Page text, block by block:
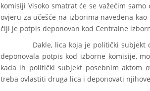
komisiji Visoko smatrat će se važećim
ovjeru za učešće na izborima navedena
čiji je potpis deponovan kod Centralne
Dakle, lica koja je politički subjekt
deponovala potpis kod izborne komisije,
kada ih politički subjekt posebnim aktom
treba ovlastiti druga lica i deponovati